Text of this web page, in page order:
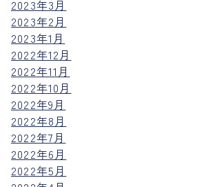
2023年3月
2023年2月
2023年1月
2022年12月
2022年11月
2022年10月
2022年9月
2022年8月
2022年7月
2022年6月
2022年5月